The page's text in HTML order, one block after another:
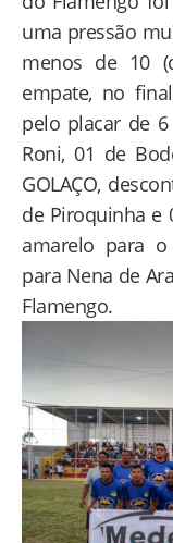
uma pressão
menos de 10
empate, no
pelo placar de
Roni, 01 de
GOLAÇO,
de Piroquinha e
amarelo para
para Nena de
Flamengo.